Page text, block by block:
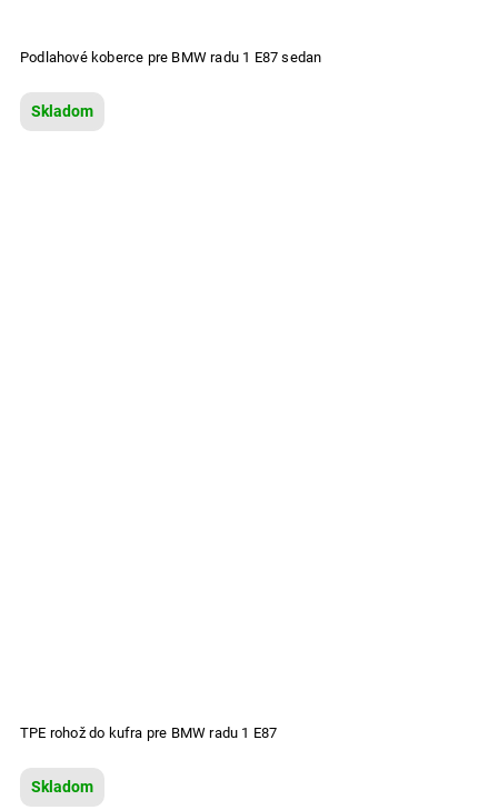
Podlahové koberce pre BMW radu 1 E87 sedan
Skladom
TPE rohož do kufra pre BMW radu 1 E87
Skladom